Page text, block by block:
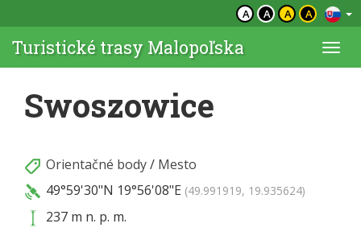
A A A A
Turistické trasy Malopoľska
Swoszowice
Orientačné body/ Mesto
49°59'30"N 19°56'08"E (49.991919, 19.935624)
237 m n. p. m.